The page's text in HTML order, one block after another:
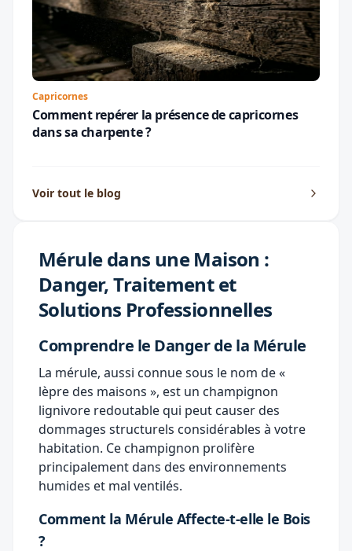
Capricornes
Comment repérer la présence de capricornes
dans sa charpente ?
Voir tout le blog
Mérule dans une Maison :
Danger, Traitement et
Solutions Professionnelles
Comprendre le Danger de la Mérule
La mérule, aussi connue sous le nom de «
lèpre des maisons », est un champignon
lignivore redoutable qui peut causer des
dommages structurels considérables à votre
habitation. Ce champignon prolifère
principalement dans des environnements
humides et mal ventilés.
Comment la Mérule Affecte-t-elle le Bois
?